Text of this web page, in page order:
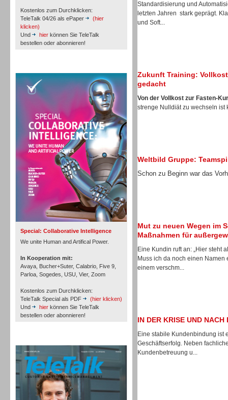
Kostenlos zum Durchklicken:
TeleTalk 04/26 als ePaper
(hier
klicken)
Und
hier können Sie TeleTalk
bestellen oder abonnieren!
Special: Collaborative Intelligence
We unite Human and Artifical Power.
In Kooperation mit:
Avaya, Bucher+Suter, Calabrio, Five 9,
Parloa, Sogedes, USU, Vier, Zoom
Kostenlos zum Durchklicken:
TeleTalk Special als PDF
(hier klicken)
Und
hier können Sie TeleTalk
bestellen oder abonnieren!
Personal
Inbound
Standardisierung und
letzten Jahren stark geprägt.
und Soft...
Zukunft Training:
gedacht
Von der Vollkost zur Fasten-Kur
strenge Nulldiät zu wechseln ist
Weltbild Gruppe:
Schon zu Beginn war das
Mut zu neuen Wegen im
Maßnahmen für
Eine Kundin ruft an: „Hier steht
Muss ich da noch einen
einem verschm...
IN DER KRISE UND NACH
Eine stabile Kundenbindung ist
Geschäftserfolg. Neben
Kundenbetreuung u...